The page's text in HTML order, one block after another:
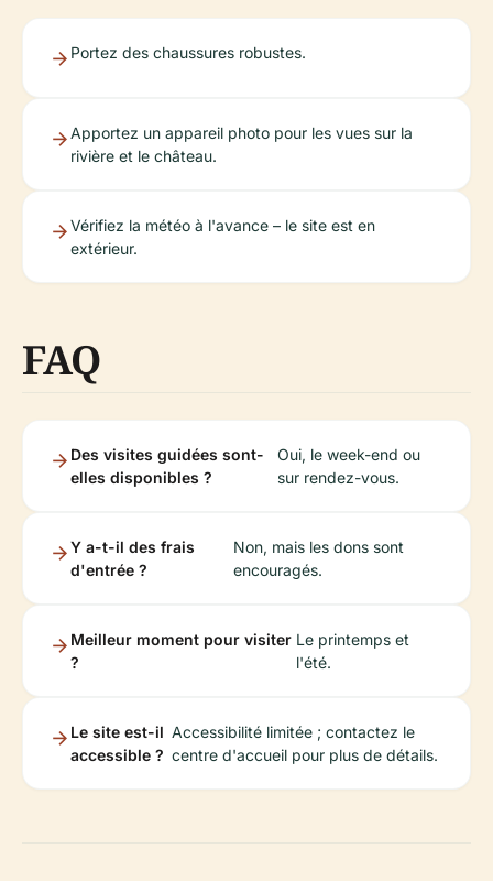
Portez des chaussures robustes.
Apportez un appareil photo pour les vues sur la
rivière et le château.
Vérifiez la météo à l'avance – le site est en
extérieur.
FAQ
Des visites guidées sont-
elles disponibles ?
Oui, le week-end ou
sur rendez-vous.
Y a-t-il des frais
d'entrée ?
Non, mais les dons sont
encouragés.
Meilleur moment pour visiter
?
Le printemps et
l'été.
Le site est-il
accessible ?
Accessibilité limitée ; contactez le
centre d'accueil pour plus de détails.